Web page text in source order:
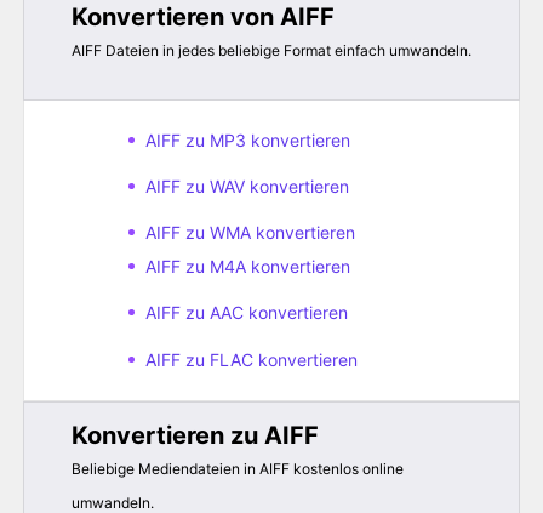
Konvertieren von AIFF
AIFF Dateien in jedes beliebige Format einfach umwandeln.
AIFF zu MP3 konvertieren
AIFF zu WAV konvertieren
AIFF zu WMA konvertieren
AIFF zu M4A konvertieren
AIFF zu AAC konvertieren
AIFF zu FLAC konvertieren
Konvertieren zu AIFF
Beliebige Mediendateien in AIFF kostenlos online
umwandeln.